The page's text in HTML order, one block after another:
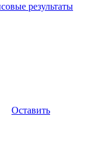
результаты
Оставить